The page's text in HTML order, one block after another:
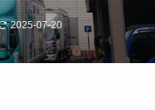
2025-07-20